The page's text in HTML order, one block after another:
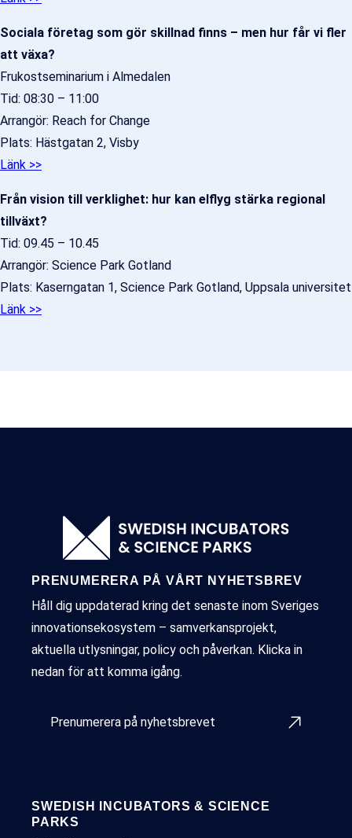
Sociala företag som gör skillnad finns – men hur får vi fler
att växa?
Frukostseminarium i Almedalen
Tid: 08:30 – 11:00
Arrangör: Reach for Change
Plats: Hästgatan 2, Visby
Länk >>
Från vision till verklighet: hur kan elflyg stärka regional
tillväxt?
Tid: 09.45 – 10.45
Arrangör: Science Park Gotland
Plats: Kaserngatan 1, Science Park Gotland, Uppsala universitet
Länk >>
PRENUMERERA PÅ VÅRT NYHETSBREV
Håll dig uppdaterad kring det senaste inom Sveriges
innovationsekosystem – samverkansprojekt,
aktuella utlysningar, policy och påverkan. Klicka in
nedan för att komma igång.
Prenumerera på nyhetsbrevet
SWEDISH INCUBATORS & SCIENCE
PARKS